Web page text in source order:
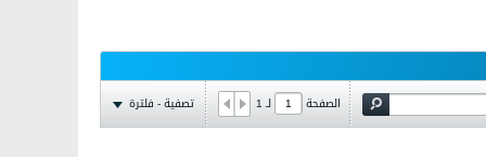
الصفحة لـ1 تصفية - فلترة